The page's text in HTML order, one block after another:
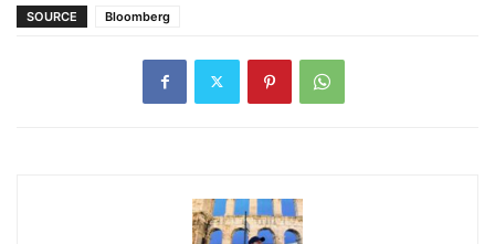
SOURCE Bloomberg